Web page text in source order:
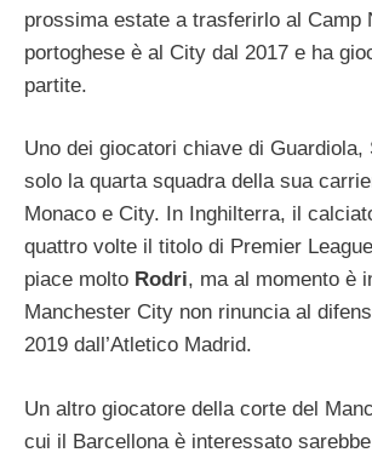
prossima estate a trasferirlo al Camp
portoghese è al City dal 2017 e ha
partite.
Uno dei giocatori chiave di Guardiola,
solo la quarta squadra della sua
Monaco e City. In Inghilterra, il
quattro volte il titolo di Premier
piace molto Rodri, ma al momento è
Manchester City non rinuncia al
2019 dall’Atletico Madrid.
Un altro giocatore della corte del
cui il Barcellona è interessato